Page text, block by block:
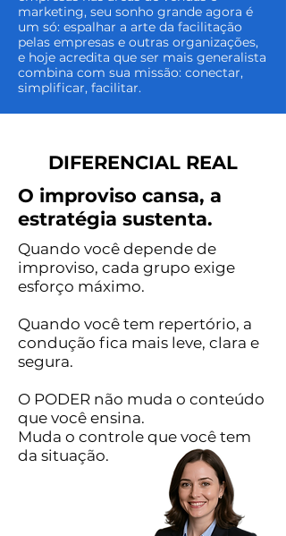
marketing, seu sonho grande agora é
um só: espalhar a arte da facilitação
pelas empresas e outras organizações,
e hoje acredita que ser mais generalista
combina com sua missão: conectar,
simplificar, facilitar.
DIFERENCIAL REAL
O improviso cansa, a
estratégia sustenta.
Quando você depende de
improviso, cada grupo exige
esforço máximo.
Quando você tem repertório, a
condução fica mais leve, clara e
segura.
O PODER não muda o conteúdo
que você ensina.
Muda o controle que você tem
da situação.